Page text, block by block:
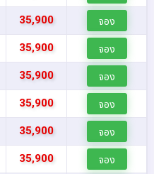
35,900 จอง
35,900 จอง
35,900 จอง
35,900 จอง
35,900 จอง
35,900 จอง